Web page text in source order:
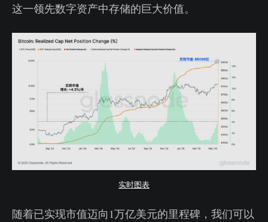
这一领先数字资产中存储的巨大价值。
实时图表
随着已实现市值迈向1万亿美元的里程碑，我们可以